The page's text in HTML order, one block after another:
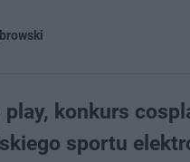
play, konkurs
sportu